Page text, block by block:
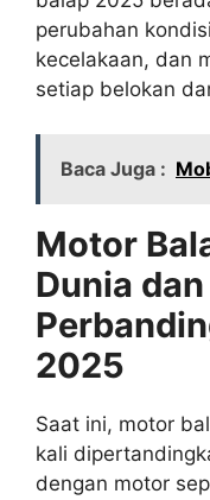
perubahan
kecelakaan, dan
setiap belokan
Baca Juga :
Motor
Dunia dan
2025
Saat ini, motor
kali
dengan motor